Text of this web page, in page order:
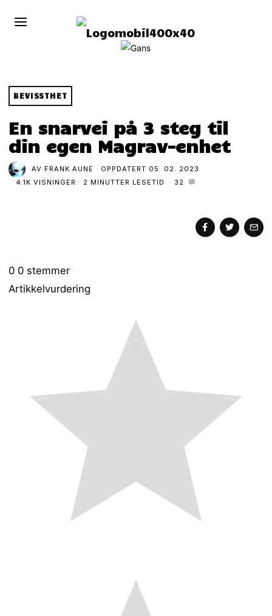
BEVISSTHET
En snarvei på 3 steg til
din egen Magrav-enhet
AV FRANK AUNE OPPDATERT 05. 02. 2023
4.1K VISNINGER
2 MINUTTER LESETID 32
0 0 stemmer
Artikkelvurdering